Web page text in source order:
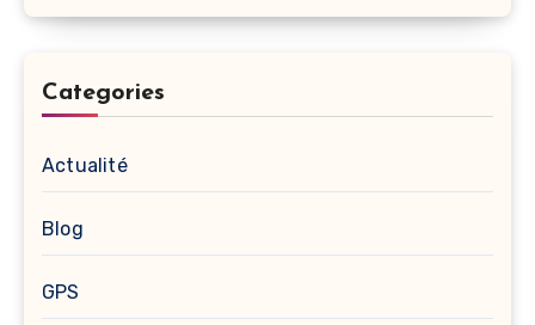
Categories
Actualité
Blog
GPS